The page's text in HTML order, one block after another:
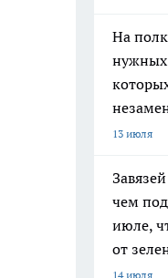
На
нужных
13 июля
чем
июле,
от
14 июля